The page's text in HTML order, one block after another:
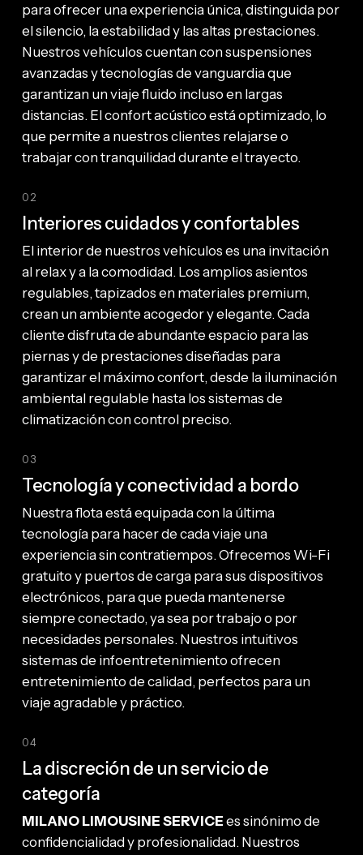
para ofrecer una experiencia única, distinguida por
el silencio, la estabilidad y las altas prestaciones.
Nuestros vehículos cuentan con suspensiones
avanzadas y tecnologías de vanguardia que
garantizan un viaje fluido incluso en largas
distancias. El confort acústico está optimizado, lo
que permite a nuestros clientes relajarse o
trabajar con tranquilidad durante el trayecto.
02
Interiores cuidados y confortables
El interior de nuestros vehículos es una invitación
al relax y a la comodidad. Los amplios asientos
regulables, tapizados en materiales premium,
crean un ambiente acogedor y elegante. Cada
cliente disfruta de abundante espacio para las
piernas y de prestaciones diseñadas para
garantizar el máximo confort, desde la iluminación
ambiental regulable hasta los sistemas de
climatización con control preciso.
03
Tecnología y conectividad a bordo
Nuestra flota está equipada con la última
tecnología para hacer de cada viaje una
experiencia sin contratiempos. Ofrecemos Wi-Fi
gratuito y puertos de carga para sus dispositivos
electrónicos, para que pueda mantenerse
siempre conectado, ya sea por trabajo o por
necesidades personales. Nuestros intuitivos
sistemas de infoentretenimiento ofrecen
entretenimiento de calidad, perfectos para un
viaje agradable y práctico.
04
La discreción de un servicio de
categoría
MILANO LIMOUSINE SERVICE es sinónimo de
confidencialidad y profesionalidad. Nuestros